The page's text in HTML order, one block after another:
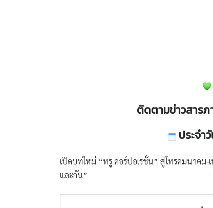
ติดตามข่าวสารภ
ประจำ
เปิดบทใหม่ “ทรู คอร์ปอเรชั่น” สู่โทรคมนาคม
และกัน”